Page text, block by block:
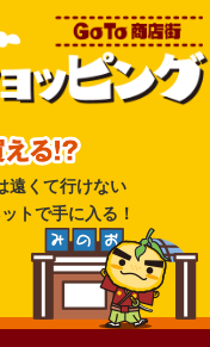
遠くて行けない
トで手に入る！